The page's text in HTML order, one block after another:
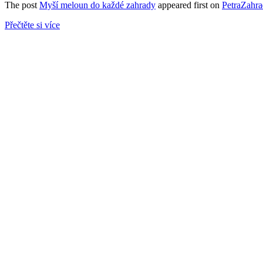
The postMyší meloun do každé zahrady appeared first on
Přečtěte si více